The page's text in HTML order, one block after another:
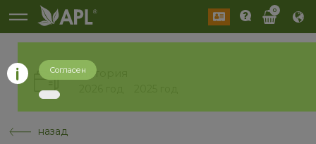
0
История
назад
Согласен